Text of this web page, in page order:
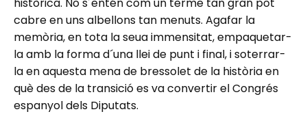
cabre en uns albellons tan menuts. Agafar la
memòria, en tota la seua immensitat, empaquetar-
la amb la forma d´una llei de punt i final, i soterrar-
la en aquesta mena de bressolet de la història en
què des de la transició es va convertir el Congrés
espanyol dels Diputats.